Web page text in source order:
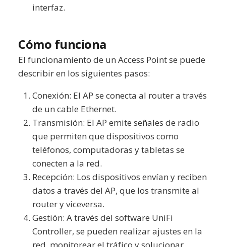
interfaz.
Cómo funciona
El funcionamiento de un Access Point se puede
describir en los siguientes pasos:
Conexión: El AP se conecta al router a través
de un cable Ethernet.
Transmisión: El AP emite señales de radio
que permiten que dispositivos como
teléfonos, computadoras y tabletas se
conecten a la red.
Recepción: Los dispositivos envían y reciben
datos a través del AP, que los transmite al
router y viceversa.
Gestión: A través del software UniFi
Controller, se pueden realizar ajustes en la
red, monitorear el tráfico y solucionar